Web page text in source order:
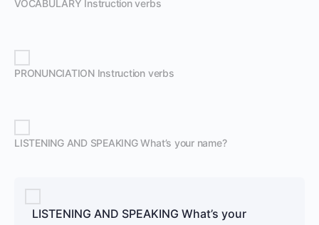
VOCABULARY Instruction verbs
PRONUNCIATION Instruction verbs
LISTENING AND SPEAKING What’s your name?
LISTENING AND SPEAKING What’s your